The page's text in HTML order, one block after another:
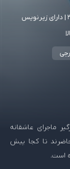
ماجرای عاشقانه
تا کجا پیش
است.